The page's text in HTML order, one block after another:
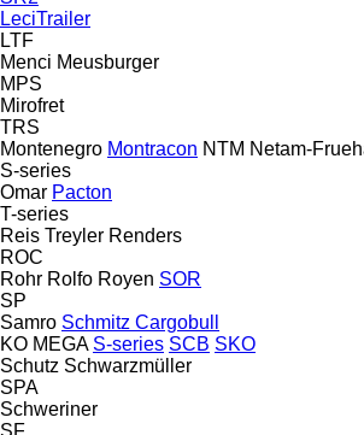
LeciTrailer
LTF
Menci Meusburger
MPS
Mirofret
TRS
Montenegro Montracon NTM Netam-
S-series
Omar Pacton
T-series
Reis Treyler Renders
ROC
Rohr Rolfo Royen SOR
SP
Samro Schmitz Cargobull
KO MEGA S-series SCB SKO
Schutz Schwarzmüller
SPA
Schweriner
SF